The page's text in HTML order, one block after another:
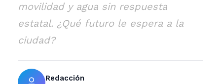
movilidad y agua sin respuesta
estatal. ¿Qué futuro le espera a la
ciudad?
Redacción